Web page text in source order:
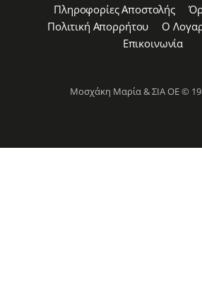
Πληροφορίες Αποστολής
Πολιτική Απορρήτου
Ο
Επικοινωνία
Μοσχάκη Μαρία & ΣΙΑ ΟΕ ©